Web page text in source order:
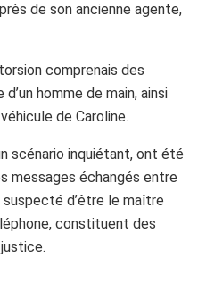
de son ancienne agente,
comprenais des
homme de main, ainsi
de Caroline.
scénario inquiétant, ont été
messages échangés entre
d’être le maître
constituent des